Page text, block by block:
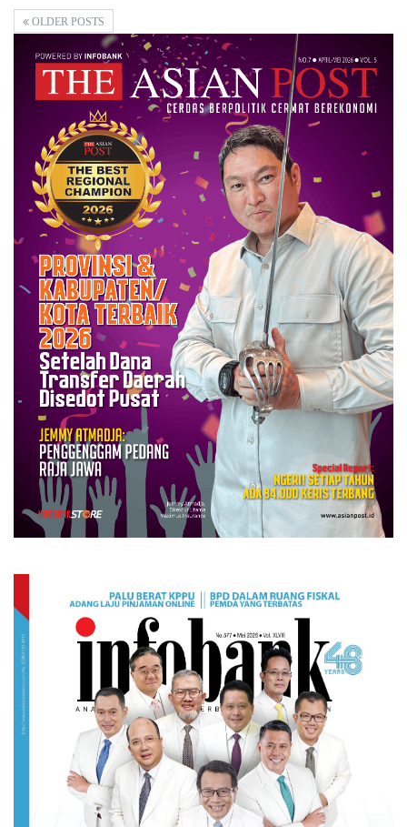
OLDER POSTS